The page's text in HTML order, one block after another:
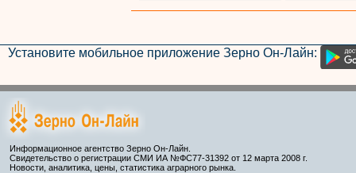
Установите мобильное приложение Зерно Он-Лайн:
Информационное агентство Зерно Он-Лайн.
Свидетельство о регистрации СМИ ИА №ФС77-31392 от 12 марта 2008 г.
Новости, аналитика, цены, статистика аграрного рынка.